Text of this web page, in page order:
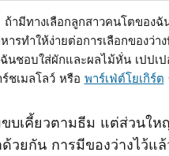
ามีทางเลือกลูกสาวคนโตของ
ารทําให้ง่ายต่อการเลือกของ
นชอบใส่ผักและผลไม้หั่น เปป
ชเมลโลว์ หรือ พาร์เฟ่ต์โยเกิร์ต
บเคี้ยวตามธีม แต่ส่วนใ
วยกัน การมีของว่างไว้แ